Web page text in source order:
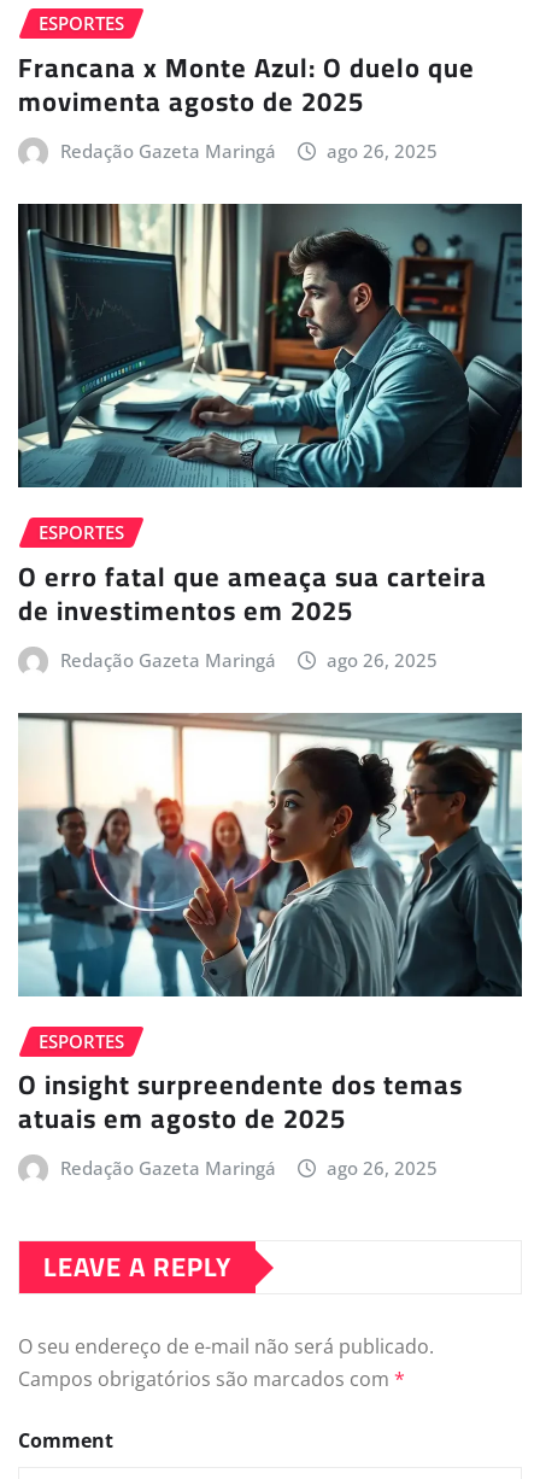
ESPORTES
Francana x Monte Azul: O duelo que
movimenta agosto de 2025
Redação Gazeta Maringá ago 26, 2025
ESPORTES
O erro fatal que ameaça sua carteira
de investimentos em 2025
Redação Gazeta Maringá ago 26, 2025
ESPORTES
O insight surpreendente dos temas
atuais em agosto de 2025
Redação Gazeta Maringá ago 26, 2025
LEAVE A REPLY
O seu endereço de e-mail não será publicado.
Campos obrigatórios são marcados com *
Comment